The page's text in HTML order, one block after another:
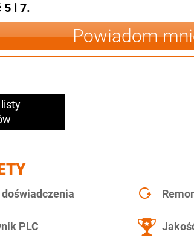
5 i 7.
Powiadom
PLC